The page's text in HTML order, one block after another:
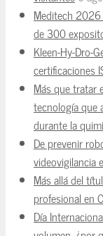
Meditech
de 300
Kleen-Hy-Dro-
certificaciones
Más que tratar
tecnología que
durante la
De prevenir
videovigilancia
Más allá del
profesional en
Día